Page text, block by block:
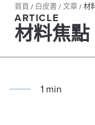
首頁 / 白皮書/文章/材
ARTICLE
材料焦
1 min